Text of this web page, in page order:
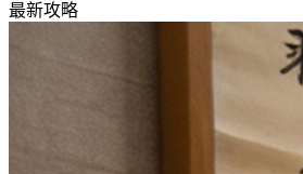
最新攻略